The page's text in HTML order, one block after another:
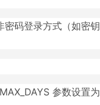
密码登录方式（如密钥
参数设置为